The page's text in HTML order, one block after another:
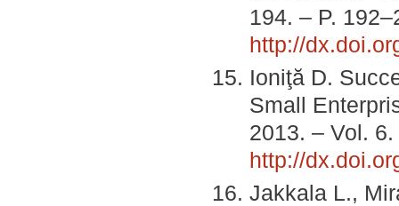
194. – P.
http://
Ioniţă D.
Small
2013. – Vol.
http://
Jakkala L.,